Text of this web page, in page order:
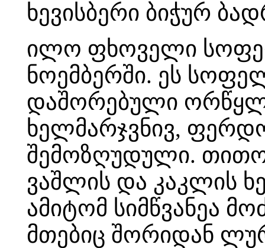
ხევისბერი ბიჭურ
ილო ფხოველი
ნოემბერში. ეს
დაშორებული
ხელმარჯვნივ,
შემოზღუდული.
ვაშლის და კაკლის
ამიტომ სიმწვანეა
მთებიც შორიდან